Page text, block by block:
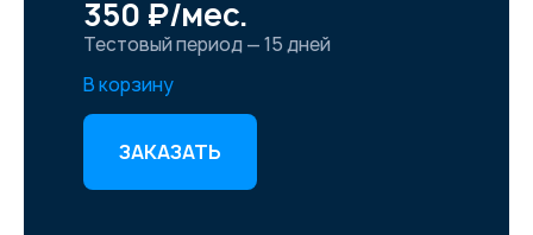
350 ₽/мес.
Тестовый период — 15 дней
В корзину
ЗАКАЗАТЬ